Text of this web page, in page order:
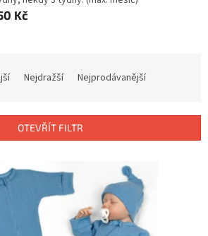
Kč
Nejdražší Nejprodávanější
OTEVŘÍT FILTR